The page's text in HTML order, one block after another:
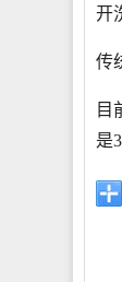
开
传
目
是